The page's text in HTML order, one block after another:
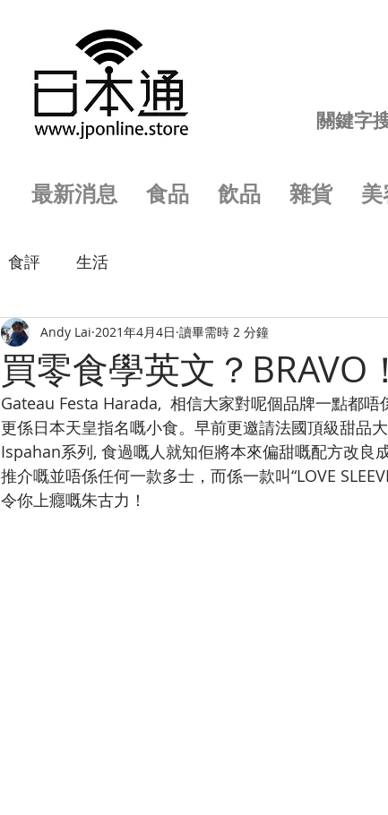
最新消息 食品 飲品 雜貨
食評 生活
買零食學英文？BRAVO！
Andy Lai 2021年4月4日 讀畢需時 2 分鐘
Gateau Festa Harada,  相信大家對呢個品牌一點都唔
更係日本天皇指名嘅小食。早前更邀請法國頂級甜品
Ispahan系列, 食過嘅人就知佢將本來偏甜嘅配方改良
推介嘅並唔係任何一款多士，而係一款叫“LOVE
令你上癮嘅朱古力！